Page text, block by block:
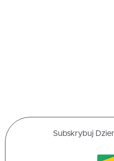
Subskrybuj